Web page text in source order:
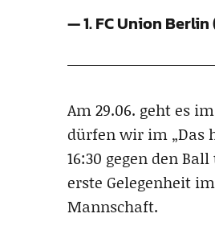
— 1. FC Union
Am 29.06. geht es
dürfen wir im „Das
16:30 gegen den
erste Gelegenheit
Mannschaft.